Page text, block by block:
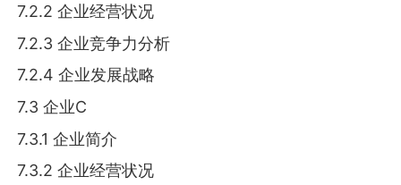
7.2.2 企业经营状况
7.2.3 企业竞争力分析
7.2.4 企业发展战略
7.3 企业C
7.3.1 企业简介
7.3.2 企业经营状况